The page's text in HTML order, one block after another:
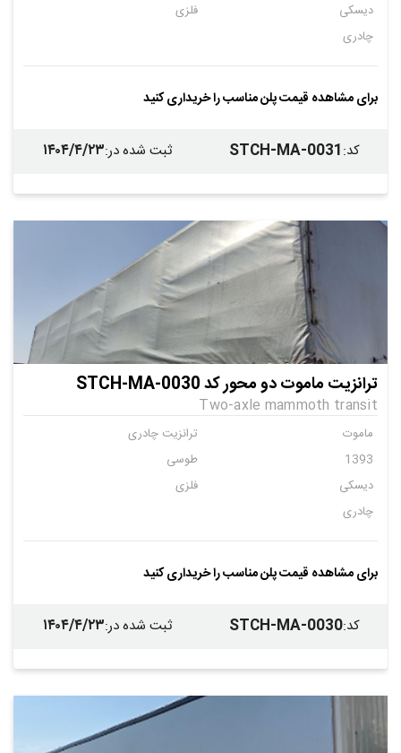
دیسکی
فلزی
چادری
برای مشاهده قیمت پلن مناسب را خریداری کنید
کد:
STCH-MA-0031 ثبت شده در:۱۴۰۴/۴/۲۳
ترانزیت ماموت دو محور کد STCH-MA-0030
Two-axle mammoth transit
ماموت
ترانزیت چادری
1393
طوسی
دیسکی
فلزی
چادری
برای مشاهده قیمت پلن مناسب را خریداری کنید
کد:
STCH-MA-0030 ثبت شده در:۱۴۰۴/۴/۲۳